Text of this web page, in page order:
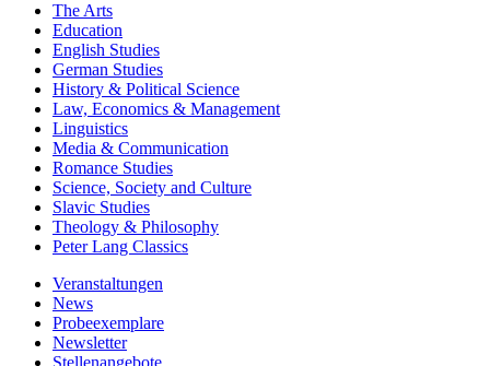
The Arts
Education
English Studies
German Studies
History & Political Science
Law, Economics & Management
Linguistics
Media & Communication
Romance Studies
Science, Society and Culture
Slavic Studies
Theology & Philosophy
Peter Lang Classics
Veranstaltungen
News
Probeexemplare
Newsletter
Stellenangebote